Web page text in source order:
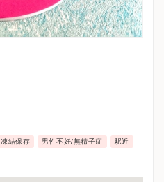
凍結保存 男性不妊/無精子症 駅近